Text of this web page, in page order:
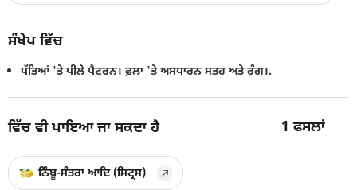
ਸੰਖੇਪ ਵਿੱਚ
ਪੱਤਿਆਂ 'ਤੇ ਪੀਲੇ ਪੈਟਰਨ। ਫ਼ਲਾ 'ਤੇ ਅਸਧਾਰਨ ਸਤਹ ਅਤੇ ਰੰਗ।.
ਵਿੱਚ ਵੀ ਪਾਇਆ ਜਾ ਸਕਦਾ ਹੈ 1ਫਸਲਾਂ
ਨਿੰਬੂ-ਸੰਤਰਾ ਆਦਿ (ਸਿਟ੍ਰਸ)